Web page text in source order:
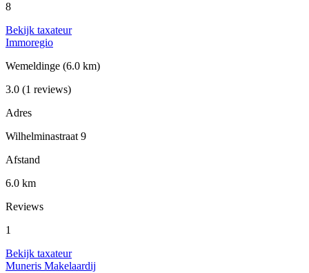
8
Bekijk taxateur
Immoregio
Wemeldinge (6.0 km)
3.0 (1 reviews)
Adres
Wilhelminastraat 9
Afstand
6.0 km
Reviews
1
Bekijk taxateur
Muneris Makelaardij